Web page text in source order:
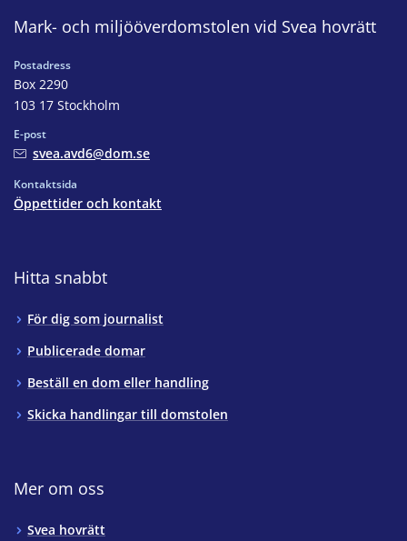
Mark- och miljööverdomstolen vid Svea hovrätt
Postadress
Box 2290
103 17 Stockholm
E-post
svea.avd6@dom.se
Kontaktsida
Öppettider och kontakt
Hitta snabbt
För dig som journalist
Publicerade domar
Beställ en dom eller handling
Skicka handlingar till domstolen
Mer om oss
Svea hovrätt